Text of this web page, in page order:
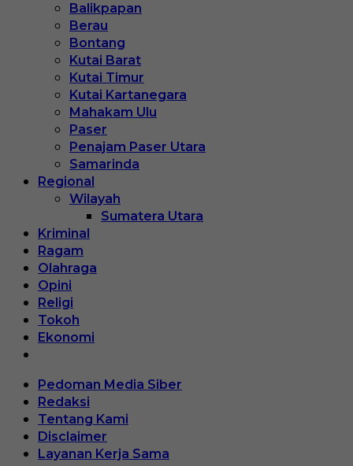
Balikpapan
Berau
Bontang
Kutai Barat
Kutai Timur
Kutai Kartanegara
Mahakam Ulu
Paser
Penajam Paser Utara
Samarinda
Regional
Wilayah
Sumatera Utara
Kriminal
Ragam
Olahraga
Opini
Religi
Tokoh
Ekonomi
Pedoman Media Siber
Redaksi
Tentang Kami
Disclaimer
Layanan Kerja Sama